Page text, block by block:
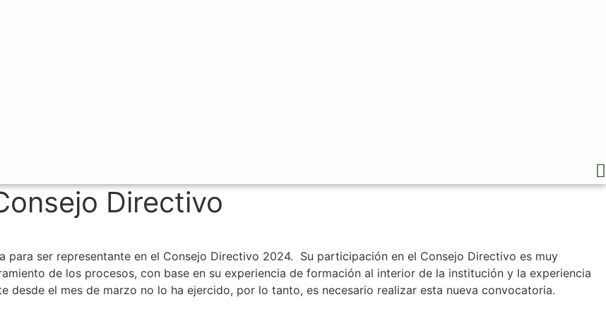
Directivo
ser representante en el Consejo Directivo 2024. Su participación en el Consejo Directivo es muy
de los procesos, con base en su experiencia de formación al interior de la institución y la experiencia
desde el mes de marzo no lo ha ejercido, por lo tanto, es necesario realizar esta nueva convocatoria.